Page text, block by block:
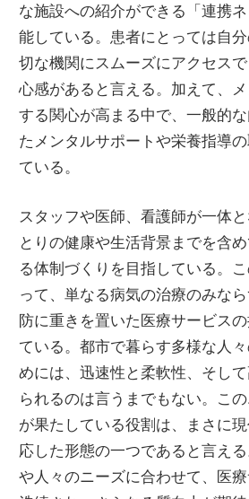
な施設への紹介ができる「連携
能している。患者にとっては自
切な機関にスムーズにアクセス
心感があると言える。加えて、
する関心が高まる中で、一般的
たメンタルサポートや栄養指導
ている。
スタッフや医師、看護師が一体
とりの健康や生活背景までを含
る体制づくりを目指している。
って、単なる病気の治療のみな
防に重きを置いた医療サービス
ている。都市で暮らす多様な人
めには、迅速性と柔軟性、そし
られるのは言うまでもない。こ
が果たしている役割は、まさに
応した形態の一つであると言え
や人々のニーズに合わせて、医